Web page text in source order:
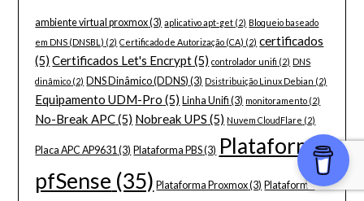
ambiente virtual proxmox(3) aplicativo apt-get (2) Bloqueio baseado
em DNS (DNSBL) (2) Certificado de Autorização (CA) (2) certificados
(5) Certificados Let's Encrypt(5) controlador unifi (2) DNS
dinâmico (2) DNS Dinâmico (DDNS) (3) Dsistribuição Linux Debian (2)
Equipamento UDM-Pro (5) Linha Unifi (3) monitoramento (2)
No-Break APC(5) Nobreak UPS (5) Nuvem CloudFlare (2)
Placa APC AP9631(3) Plataforma PBS(3) Plataforma
pfSense (35) Plataforma Proxmox(3) Plataforma